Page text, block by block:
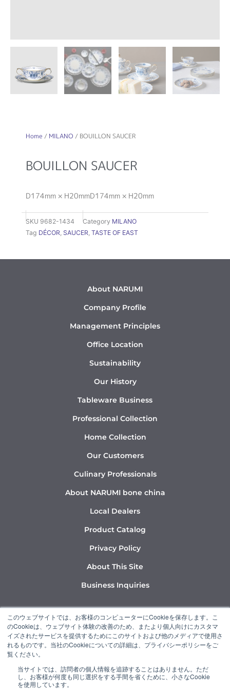
このウェブサイトでは、お客様のコンピューターにCookieを保存します。こ
のCookieは、ウェブサイト体験の改善のため、またより個人向けにカスタマ
イズされたサービスを提供するためにこのサイトおよび他のメディアで使用さ
れるものです。当社のCookieについての詳細は、プライバシーポリシーをご
覧ください。
当サイトでは、訪問者の個人情報を追跡することはありません。ただ
し、お客様が何度も同じ選択をする手間を省くために、小さなCookie
を使用しています。
Home / MILANO / BOUILLON SAUCER
BOUILLON SAUCER
D174mm × H20mmD174mm × H20mm
SKU 9682-1434 Category MILANO
Tag DÉCOR SAUCER TASTE OF EAST
About NARUMI
Company Profile
Management Principles
Office Location
Sustainability
Our History
Tableware Business
Professional Collection
Home Collection
Our Customers
Culinary Professionals
About NARUMI bone china
Local Dealers
Product Catalog
Privacy Policy
About This Site
Business Inquiries
Y
o
u
t
b
I
n
s
t
g
L
i
n
k
d
“NARUMI” is a member of the Ishizuka Glass Group.